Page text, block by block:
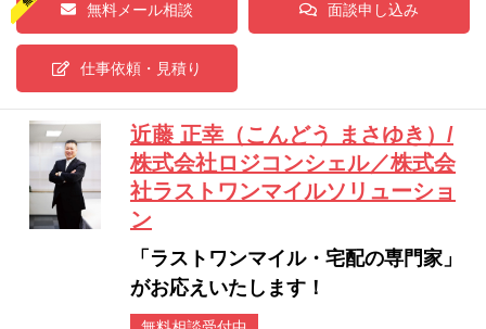
無料メール相談 面談申し込み
仕事依頼・見積り
近藤 正幸（こんどう まさゆき）/
株式会社ロジコンシェル／株式会
社ラストワンマイルソリューショ
ン
「ラストワンマイル・宅配の専門家」
がお応えいたします！